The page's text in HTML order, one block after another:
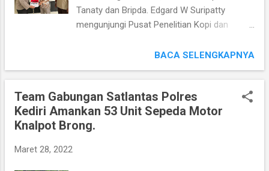
menjadi hal penting, karena kita tahu bahwa
saat ini kita akan memasuki bulan Ramadan
bahwa aktivitas di bulan Ramadan
diberlakukan normal," kata Sigit usai meninjau
Tanaty dan Bripda. Edgard W Suripatty
mengunjungi Pusat Penelitian Kopi dan
Kedatangan mereka dari Papua ini adalah
meningkatkan sinergitas Satgas Polri dengan
Pusat Penelitian Kopi dan Kakao dalam
rangka mengembangkan tanaman kopi di
wilayah pegunungan tengah - Jayapura.
"Kami ingin mengembangkan sektor
BACA SELENGKAPNYA
Team Gabungan Satlantas Polres
Kediri Amankan 53 Unit Sepeda Motor
Knalpot Brong.
Maret 28, 2022